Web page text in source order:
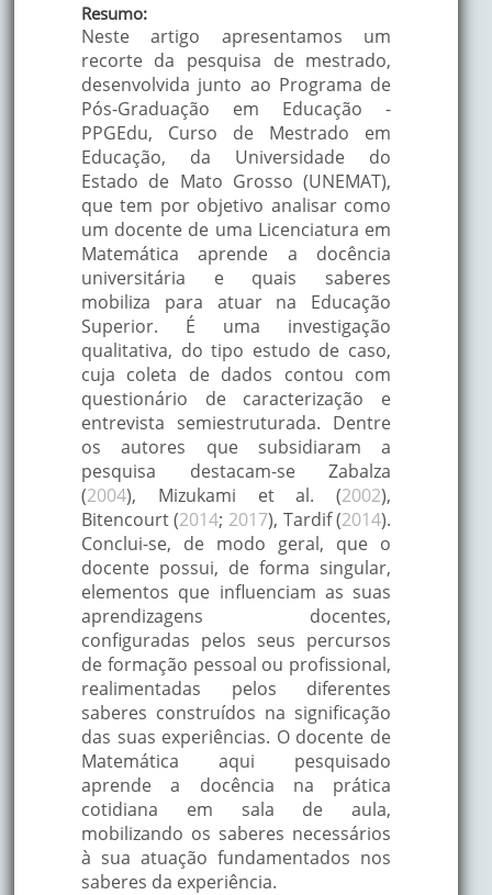
Resumo:
Neste artigo apresentamos um
recorte da pesquisa de mestrado,
desenvolvida junto ao Programa de
Pós-Graduação em Educação -
PPGEdu, Curso de Mestrado em
Educação, da Universidade do
Estado de Mato Grosso (UNEMAT),
que tem por objetivo analisar como
um docente de uma Licenciatura em
Matemática aprende a docência
universitária e quais saberes
mobiliza para atuar na Educação
Superior. É uma investigação
qualitativa, do tipo estudo de caso,
cuja coleta de dados contou com
questionário de caracterização e
entrevista semiestruturada. Dentre
os autores que subsidiaram a
pesquisa destacam-se Zabalza
(2004), Mizukami et al. (2002),
Bitencourt (2014; 2017), Tardif (2014).
Conclui-se, de modo geral, que o
docente possui, de forma singular,
elementos que influenciam as suas
aprendizagens docentes,
configuradas pelos seus percursos
de formação pessoal ou profissional,
realimentadas pelos diferentes
saberes construídos na significação
das suas experiências. O docente de
Matemática aqui pesquisado
aprende a docência na prática
cotidiana em sala de aula,
mobilizando os saberes necessários
à sua atuação fundamentados nos
saberes da experiência.